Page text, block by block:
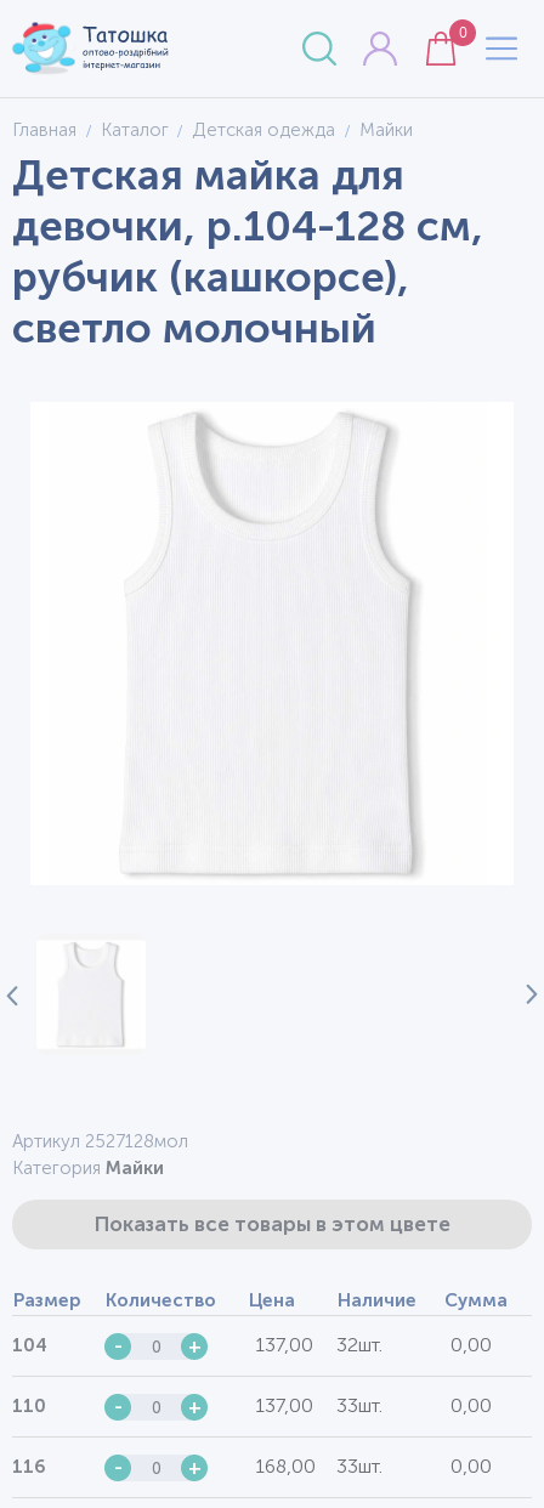
0
Главная Каталог Детская одежда Майки
Детская майка для
девочки, р.104-128 см,
рубчик (кашкорсе),
светло молочный
Артикул 2527128мол
Категория Майки
Показать все товары в этом цвете
Размер Количество Цена Наличие Сумма
104 - + 137,00 32шт. 0,00
110 - + 137,00 33шт. 0,00
116 - + 168,00 33шт. 0,00